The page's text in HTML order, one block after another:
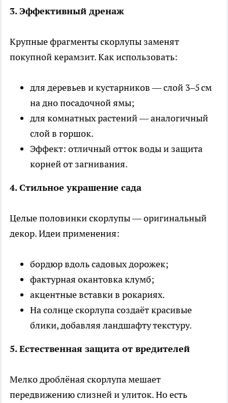
3. Эффективный дренаж
Крупные фрагменты скорлупы заменят
покупной керамзит. Как использовать:
для деревьев и кустарников — слой 3–5 см
на дно посадочной ямы;
для комнатных растений — аналогичный
слой в горшок.
Эффект: отличный отток воды и защита
корней от загнивания.
4. Стильное украшение сада
Целые половинки скорлупы — оригинальный
декор. Идеи применения:
бордюр вдоль садовых дорожек;
фактурная окантовка клумб;
акцентные вставки в рокариях.
На солнце скорлупа создаёт красивые
блики, добавляя ландшафту текстуру.
5. Естественная защита от вредителей
Мелко дроблёная скорлупа мешает
передвижению слизней и улиток. Но есть